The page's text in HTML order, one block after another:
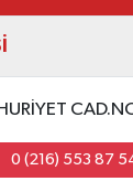
0 (216) 553 87